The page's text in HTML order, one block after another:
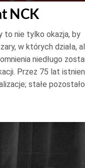
NCK
to nie tylko okazja, by
w których działa,
niedługo
Przez 75 lat
stałe pozostało